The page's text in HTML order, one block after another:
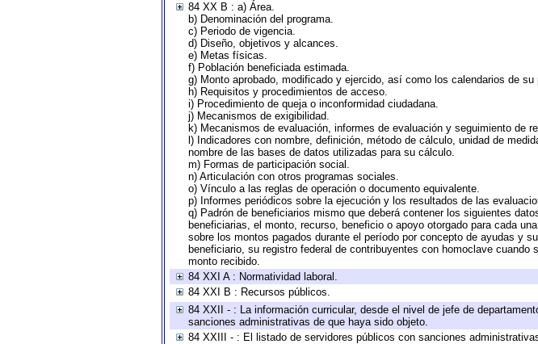
84 XX B : a) Área.
b) Denominación del programa.
c) Periodo de vigencia.
d) Diseño, objetivos y alcances.
e) Metas físicas.
f) Población beneficiada estimada.
g) Monto aprobado, modificado y ejercido, así como los calendarios de su
h) Requisitos y procedimientos de acceso.
i) Procedimiento de queja o inconformidad ciudadana.
j) Mecanismos de exigibilidad.
k) Mecanismos de evaluación, informes de evaluación y seguimiento de
l) Indicadores con nombre, definición, método de cálculo, unidad de
nombre de las bases de datos utilizadas para su cálculo.
m) Formas de participación social.
n) Articulación con otros programas sociales.
o) Vínculo a las reglas de operación o documento equivalente.
p) Informes periódicos sobre la ejecución y los resultados de las
q) Padrón de beneficiarios mismo que deberá contener los siguientes
beneficiarias, el monto, recurso, beneficio o apoyo otorgado para cada
sobre los montos pagados durante el período por concepto de ayudas y
beneficiario, su registro federal de contribuyentes con homoclave
monto recibido.
84 XXI A : Normatividad laboral.
84 XXI B : Recursos públicos.
84 XXII - : La información curricular, desde el nivel de jefe de
sanciones administrativas de que haya sido objeto.
84 XXIII - : El listado de servidores públicos con sanciones